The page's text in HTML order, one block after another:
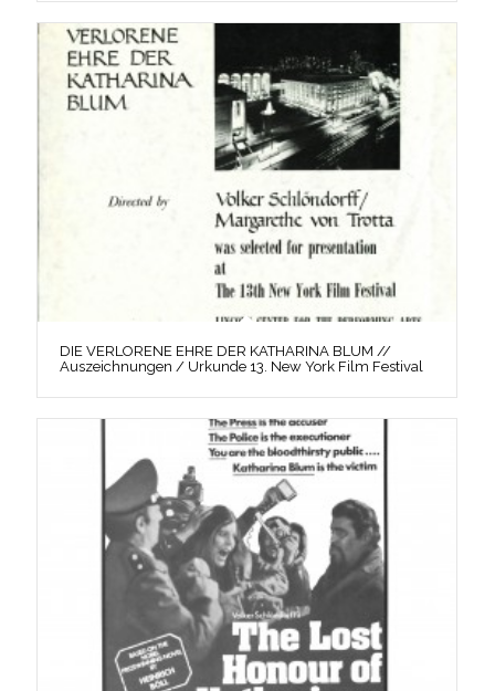
DIE VERLORENE EHRE DER KATHARINA BLUM //
Auszeichnungen / Urkunde 13. New York Film Festival